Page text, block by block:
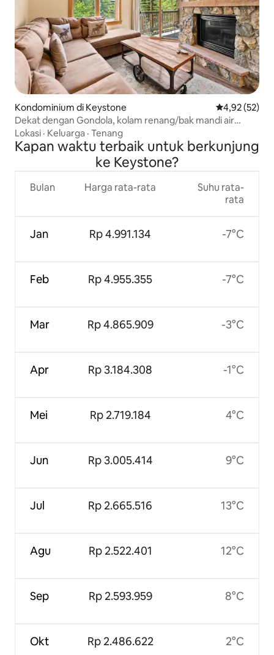
Kondominium di Keystone Nilai rata-rata
4,92 (52)
Dekat dengan Gondola, kolam renang/bak mandi air
panas 1 tempat tidur dan tempat tidur sofa
Lokasi · Keluarga · Tenang
Kapan waktu terbaik untuk berkunjung
ke Keystone?
Bulan
Jan
Feb
Mar
Apr
Mei
Jun
Jul
Agu
Sep
Okt
Harga rata-rata
Rp 4.991.134
Rp 4.955.355
Rp 4.865.909
Rp 3.184.308
Rp 2.719.184
Rp 3.005.414
Rp 2.665.516
Rp 2.522.401
Rp 2.593.959
Rp 2.486.622
Suhu rata-
rata
-7°C
-7°C
-3°C
-1°C
4°C
9°C
13°C
12°C
8°C
2°C